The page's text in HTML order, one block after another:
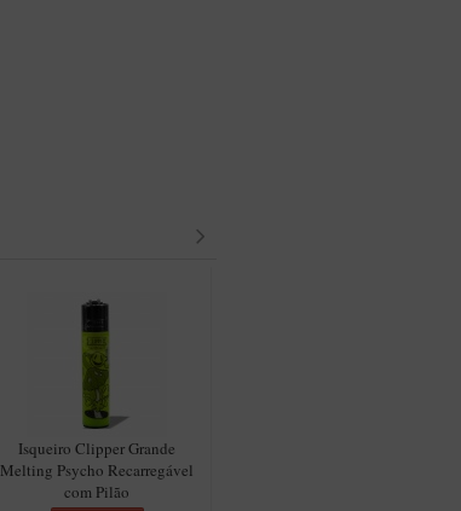
Isqueiro Clipper Grande
Melting Psycho Recarregável
com Pilão